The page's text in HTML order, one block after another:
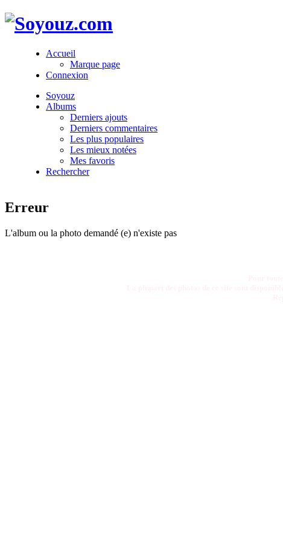
Accueil
Marque page
Connexion
Soyouz
Albums
Derniers ajouts
Derniers commentaires
Les plus populaires
Les mieux notées
Mes favoris
Rechercher
Erreur
L'album ou la photo demandé (e) n'existe pas